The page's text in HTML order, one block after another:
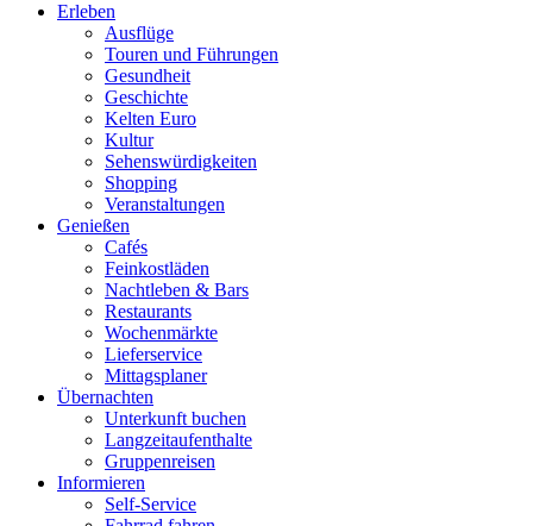
Erleben
Ausflüge
Touren und Führungen
Gesundheit
Geschichte
Kelten Euro
Kultur
Sehenswürdigkeiten
Shopping
Veranstaltungen
Genießen
Cafés
Feinkostläden
Nachtleben & Bars
Restaurants
Wochenmärkte
Lieferservice
Mittagsplaner
Übernachten
Unterkunft buchen
Langzeitaufenthalte
Gruppenreisen
Informieren
Self-Service